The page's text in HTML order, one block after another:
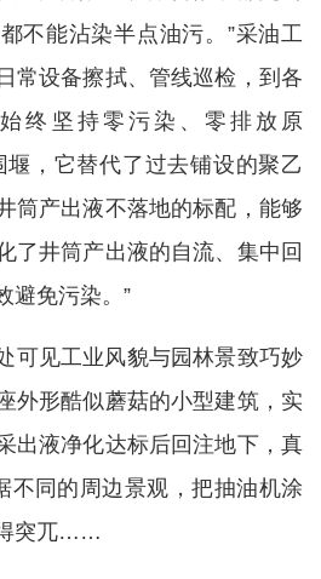
不能沾染半点油污。”采油工
常设备擦拭、管线巡检，到各
终坚持零污染、零排放原
堰，它替代了过去铺设的聚乙
筒产出液不落地的标配，能够
了井筒产出液的自流、集中回
避免污染。”
可见工业风貌与园林景致巧妙
外形酷似蘑菇的小型建筑，实
出液净化达标后回注地下，真
不同的周边景观，把抽油机涂
突兀……